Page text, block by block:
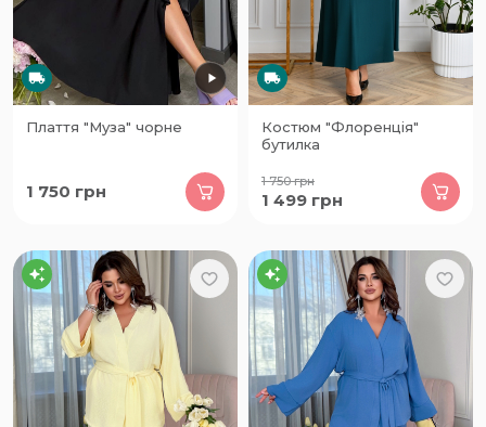
Плаття "Муза" чорне
1 750 грн
Костюм "Флоренція"
бутилка
1 750грн
1 499 грн